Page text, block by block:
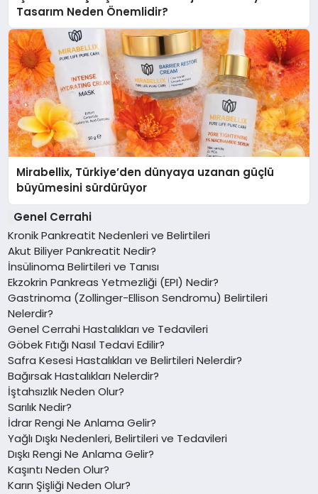
Tasarım Neden Önemlidir?
Mirabellix, Türkiye’den dünyaya uzanan güçlü
büyümesini sürdürüyor
Genel Cerrahi
Kronik Pankreatit Nedenleri ve Belirtileri
Akut Biliyer Pankreatit Nedir?
İnsülinoma Belirtileri ve Tanısı
Ekzokrin Pankreas Yetmezliği (EPI) Nedir?
Gastrinoma (Zollinger-Ellison Sendromu) Belirtileri
Nelerdir?
Genel Cerrahi Hastalıkları ve Tedavileri
Göbek Fıtığı Nasıl Tedavi Edilir?
Safra Kesesi Hastalıkları ve Belirtileri Nelerdir?
Bağırsak Hastalıkları Nelerdir?
İştahsızlık Neden Olur?
Sarılık Nedir?
İdrar Rengi Ne Anlama Gelir?
Yağlı Dışkı Nedenleri, Belirtileri ve Tedavileri
Dışkı Rengi Ne Anlama Gelir?
Kaşıntı Neden Olur?
Karın Şişliği Neden Olur?